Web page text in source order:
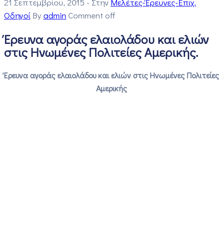
Οδηγοί Byadmin Comment off
Έρευνα αγοράς ελαιολάδου και ελιών
στις Ηνωμένες Πολιτείες Αμερικής.
Έρευνα αγοράς ελαιολάδου και ελιών στις Ηνωμένες Πολιτείες
Αμερικής